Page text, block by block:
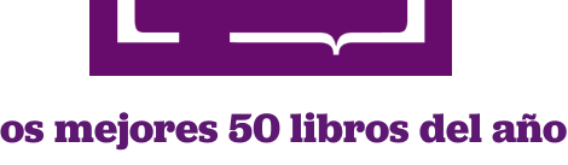
mejores 50 libros del año